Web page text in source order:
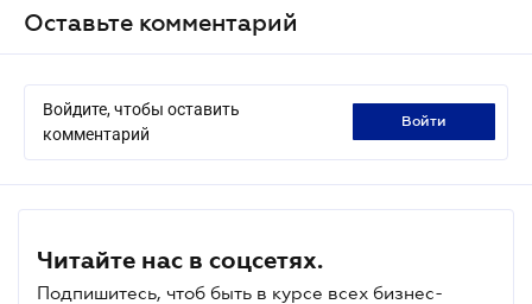
Оставьте комментарий
Войдите, чтобы оставить
комментарий
войти
Читайте нас в соцсетях.
Подпишитесь, чтоб быть в курсе всех бизнес-